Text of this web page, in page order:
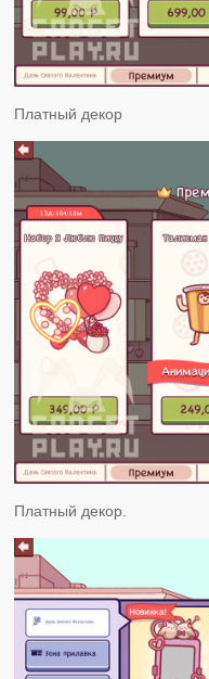
Платный декор
Платный декор.